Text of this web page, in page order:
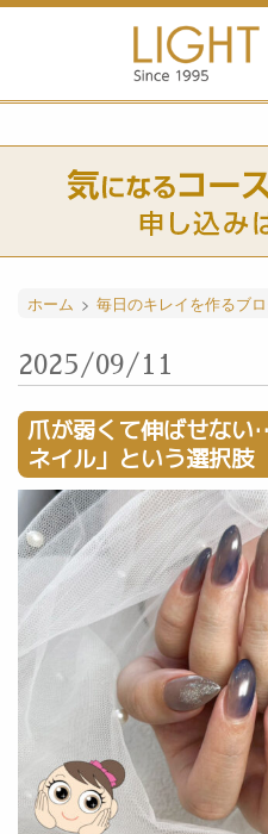
ホーム > 毎日のキレイを作るブ
2025/09/11
爪が弱くて伸ばせな
ネイル」という選択肢